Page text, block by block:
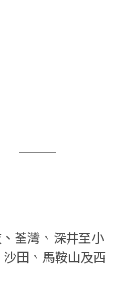
荃灣、深井至小
田、馬鞍山及西